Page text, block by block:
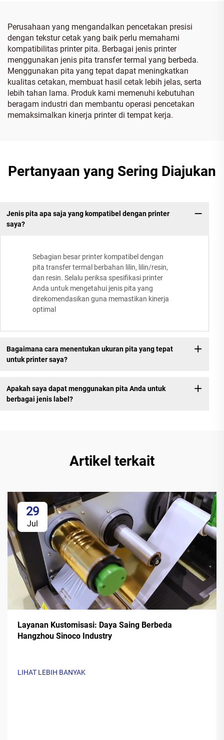
Perusahaan yang mengandalkan pencetakan presisi
dengan tekstur cetak yang baik perlu memahami
kompatibilitas printer pita. Berbagai jenis printer
menggunakan jenis pita transfer termal yang berbeda.
Menggunakan pita yang tepat dapat meningkatkan
kualitas cetakan, membuat hasil cetak lebih jelas, serta
lebih tahan lama. Produk kami memenuhi kebutuhan
beragam industri dan membantu operasi pencetakan
memaksimalkan kinerja printer di tempat kerja.
Pertanyaan yang Sering Diajukan
Jenis pita apa saja yang kompatibel dengan printer
saya?
Sebagian besar printer kompatibel dengan
pita transfer termal berbahan lilin, lilin/resin,
dan resin. Selalu periksa spesifikasi printer
Anda untuk mengetahui jenis pita yang
direkomendasikan guna memastikan kinerja
optimal
Bagaimana cara menentukan ukuran pita yang tepat
untuk printer saya?
Apakah saya dapat menggunakan pita Anda untuk
berbagai jenis label?
Artikel terkait
29
Jul
Layanan Kustomisasi: Daya Saing Berbeda
Hangzhou Sinoco Industry
LIHAT LEBIH BANYAK